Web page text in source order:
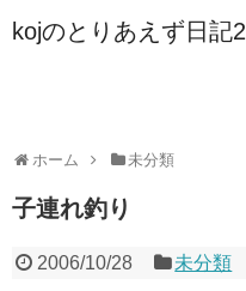
kojのとりあえず日記2
ホーム 未分類
子連れ釣り
2006/10/28 未分類